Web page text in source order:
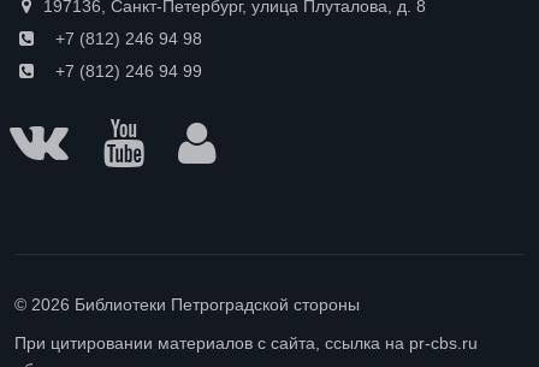
197136, Санкт-Петербург, улица Плуталова, д. 8
+7 (812) 246 94 98
+7 (812) 246 94 99
© 2026 Библиотеки Петроградской стороны
При цитировании материалов с сайта, ссылка на pr-cbs.ru